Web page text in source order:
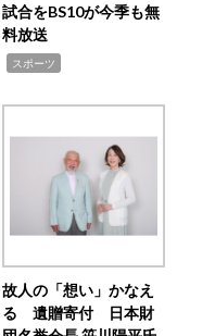
試合をBS10が今季も無
料放送
スポーツ
故人の「想い」かなえ
る 遺贈寄付 日本財